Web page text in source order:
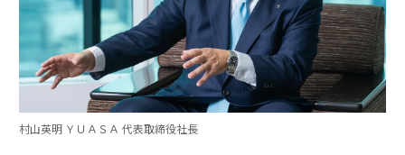
村山英明 ＹＵＡＳＡ 代表取締役社長